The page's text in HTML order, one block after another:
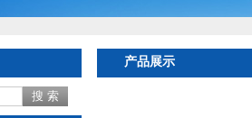
产品展示